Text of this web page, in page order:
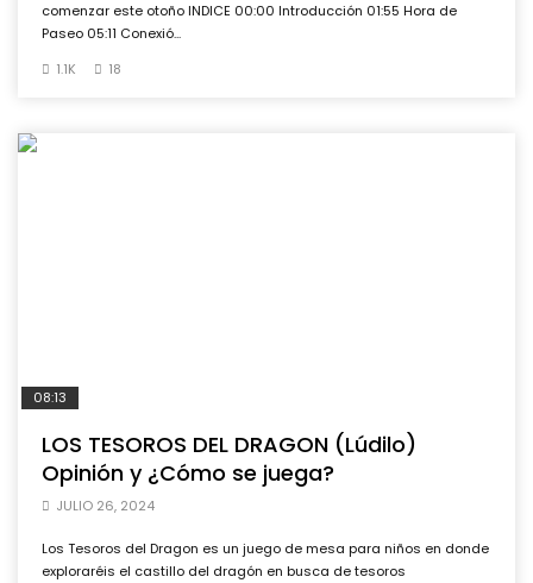
comenzar este otoño INDICE 00:00 Introducción 01:55 Hora de
Paseo 05:11 Conexió...
1.1K
18
08:13
LOS TESOROS DEL DRAGON (Lúdilo)
Opinión y ¿Cómo se juega?
JULIO 26, 2024
Los Tesoros del Dragon es un juego de mesa para niños en donde
exploraréis el castillo del dragón en busca de tesoros